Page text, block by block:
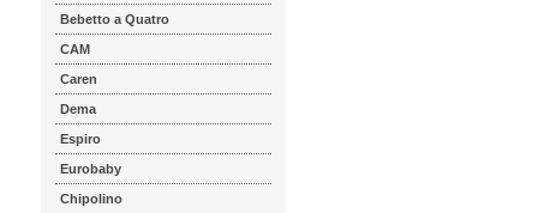
Bebetto a Quatro
CAM
Caren
Dema
Espiro
Eurobaby
Chipolino